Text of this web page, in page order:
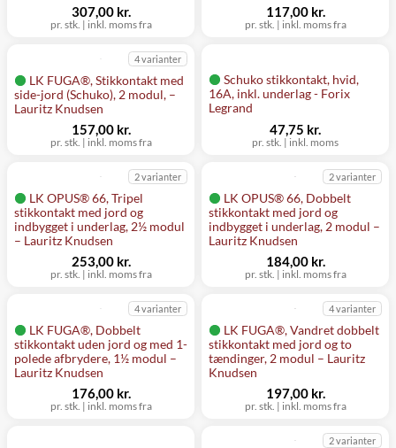
pr. stk. | inkl. moms fra
307,00 kr.
pr. stk. | inkl. moms fra
117,00 kr.
LK FUGA®, Stikkontakt med
side-jord (Schuko), 2 modul, –
Lauritz Knudsen
4 varianter
pr. stk. | inkl. moms fra
157,00 kr.
Schuko stikkontakt, hvid,
16A, inkl. underlag - Forix
Legrand
pr. stk. | inkl. moms
47,75 kr.
LK OPUS® 66, Tripel
stikkontakt med jord og
indbygget i underlag, 2½ modul
– Lauritz Knudsen
2 varianter
pr. stk. | inkl. moms fra
253,00 kr.
LK OPUS® 66, Dobbelt
stikkontakt med jord og
indbygget i underlag, 2 modul –
Lauritz Knudsen
2 varianter
pr. stk. | inkl. moms fra
184,00 kr.
LK FUGA®, Dobbelt
stikkontakt uden jord og med 1-
polede afbrydere, 1½ modul –
Lauritz Knudsen
4 varianter
pr. stk. | inkl. moms fra
176,00 kr.
LK FUGA®, Vandret dobbelt
stikkontakt med jord og to
tændinger, 2 modul – Lauritz
Knudsen
4 varianter
pr. stk. | inkl. moms fra
197,00 kr.
2 varianter